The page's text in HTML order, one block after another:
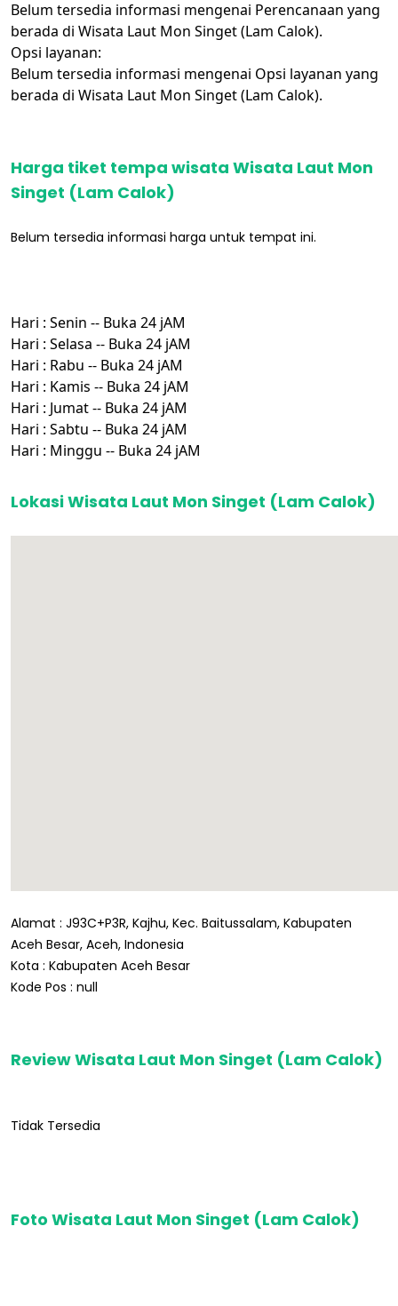
Belum tersedia informasi mengenai Perencanaan yang
berada di Wisata Laut Mon Singet (Lam Calok).
Opsi layanan:
Belum tersedia informasi mengenai Opsi layanan yang
berada di Wisata Laut Mon Singet (Lam Calok).
Harga tiket tempa wisata Wisata Laut Mon
Singet (Lam Calok)
Belum tersedia informasi harga untuk tempat ini.
Hari : Senin -- Buka 24 jAM
Hari : Selasa -- Buka 24 jAM
Hari : Rabu -- Buka 24 jAM
Hari : Kamis -- Buka 24 jAM
Hari : Jumat -- Buka 24 jAM
Hari : Sabtu -- Buka 24 jAM
Hari : Minggu -- Buka 24 jAM
Lokasi Wisata Laut Mon Singet (Lam Calok)
Alamat : J93C+P3R, Kajhu, Kec. Baitussalam, Kabupaten
Aceh Besar, Aceh, Indonesia
Kota : Kabupaten Aceh Besar
Kode Pos : null
Review Wisata Laut Mon Singet (Lam Calok)
Tidak Tersedia
Foto Wisata Laut Mon Singet (Lam Calok)